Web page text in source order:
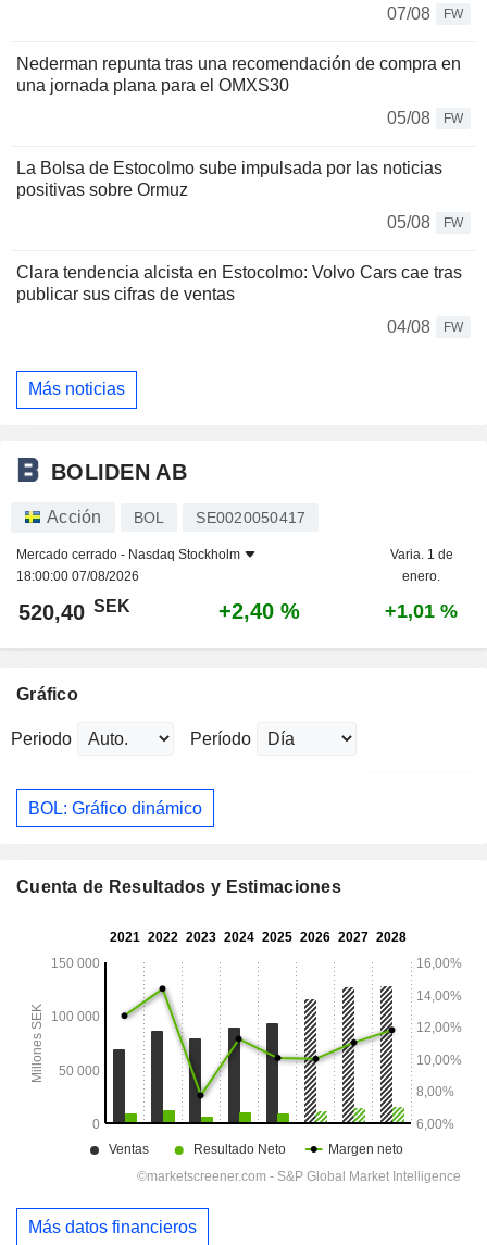
07/08
FW
Nederman repunta tras una recomendación de compra en
una jornada plana para el OMXS30
05/08
FW
La Bolsa de Estocolmo sube impulsada por las noticias
positivas sobre Ormuz
05/08
FW
Clara tendencia alcista en Estocolmo: Volvo Cars cae tras
publicar sus cifras de ventas
04/08
FW
Más noticias
BOLIDEN AB
Acción BOL SE0020050417
Mercado cerrado - Nasdaq Stockholm
18:00:00 07/08/2026
Varia. 1 de
enero.
520,40 SEK +2,40 % +1,01 %
Gráfico
Periodo Período
BOL: Gráfico dinámico
Cuenta de Resultados y Estimaciones
Más datos financieros